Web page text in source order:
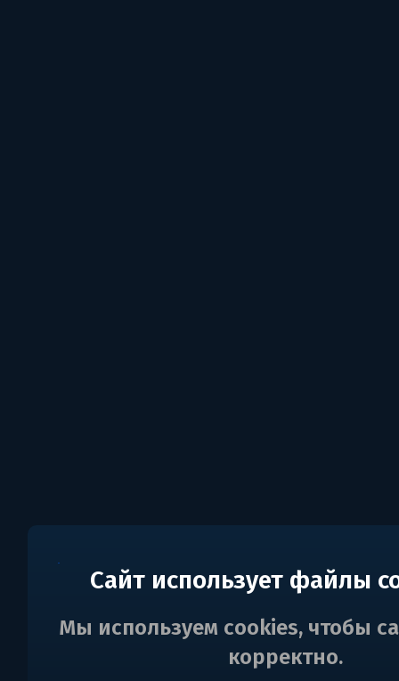
Сайт использует файлы
Мы используем cookies, чтобы
корректно.